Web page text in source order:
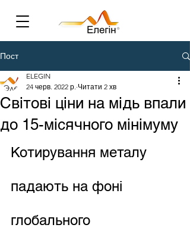
Пост
Світові ціни на мідь впали
до 15-місячного мінімуму
ELEGIN
24 черв. 2022 р. Читати 2 хв
Котирування металу
падають на фоні
глобального